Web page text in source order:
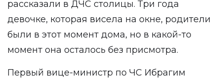
рассказали в ДЧС столицы. Три года
девочке, которая висела на окне, родители
были в этот момент дома, но в какой-то
момент она осталось без присмотра.
Первый вице-министр по ЧС Ибрагим